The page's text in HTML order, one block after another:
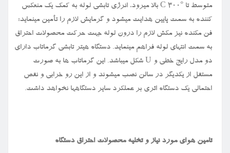
متوسط تا C 300° بالا میرود، انرژی تابشی لوله به کمک یک منعکس
کننده به سمت پایین هدایت میشود و گرمایش لازم را تأمین مینماید؛
فن مکنده نیز مکش لازم را درون لوله جهت حرکت محصولات احتراق
به سمت انتهای لوله فراهم مینماید. دستگاه هیتر تابشی گرماتاب دارای
دو مدل رایج خطی و U شکل میباشد. این گرماتاب ها به صورت
مستقل از یکدیگر در سالن نصب میشوند و از این رو خرابی و نقص
احتمالی یک دستگاه اثری بر عملکرد سایر دستگاهها نخواهد داشت.
تامین هوای مورد نیاز و تخلیه محصولات احتراق دستگاه